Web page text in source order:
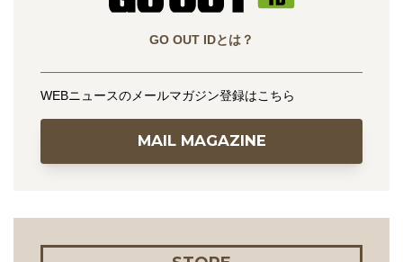
GO OUT IDとは？
WEBニュースのメールマガジン登録はこちら
MAIL MAGAZINE